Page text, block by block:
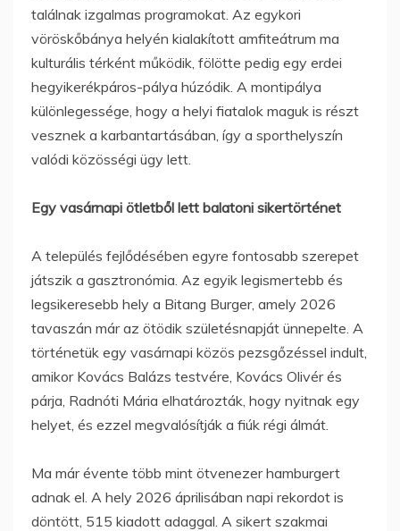
találnak izgalmas programokat. Az egykori
vöröskőbánya helyén kialakított amfiteátrum ma
kulturális térként működik, fölötte pedig egy erdei
hegyikerékpáros-pálya húzódik. A montipálya
különlegessége, hogy a helyi fiatalok maguk is részt
vesznek a karbantartásában, így a sporthelyszín
valódi közösségi ügy lett.
Egy vasárnapi ötletből lett balatoni sikertörténet
A település fejlődésében egyre fontosabb szerepet
játszik a gasztronómia. Az egyik legismertebb és
legsikeresebb hely a Bitang Burger, amely 2026
tavaszán már az ötödik születésnapját ünnepelte. A
történetük egy vasárnapi közös pezsgőzéssel indult,
amikor Kovács Balázs testvére, Kovács Olivér és
párja, Radnóti Mária elhatározták, hogy nyitnak egy
helyet, és ezzel megvalósítják a fiúk régi álmát.
Ma már évente több mint ötvenezer hamburgert
adnak el. A hely 2026 áprilisában napi rekordot is
döntött, 515 kiadott adaggal. A sikert szakmai